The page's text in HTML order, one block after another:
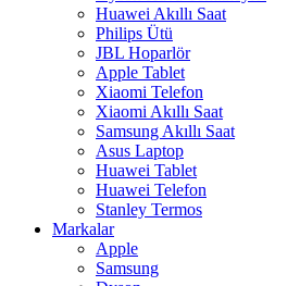
Huawei Akıllı Saat
Philips Ütü
JBL Hoparlör
Apple Tablet
Xiaomi Telefon
Xiaomi Akıllı Saat
Samsung Akıllı Saat
Asus Laptop
Huawei Tablet
Huawei Telefon
Stanley Termos
Markalar
Apple
Samsung